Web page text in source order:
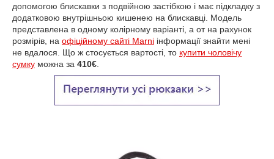
допомогою блискавки з подвійною застібкою і має підкладку з
додатковою внутрішньою кишенею на блискавці. Модель
представлена в одному колірному варіанті, а от на рахунок
розмірів, на офіційному сайті Marni інформації знайти мені
не вдалося. Що ж стосується вартості, то купити чоловічу
сумку можна за 410€